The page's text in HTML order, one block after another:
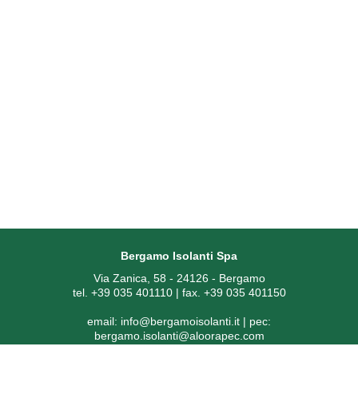
Bergamo Isolanti Spa
Via Zanica, 58 - 24126 - Bergamo
tel. +39 035 401110 | fax. +39 035 401150
email: info@bergamoisolanti.it | pec:
bergamo.isolanti@aloorapec.com